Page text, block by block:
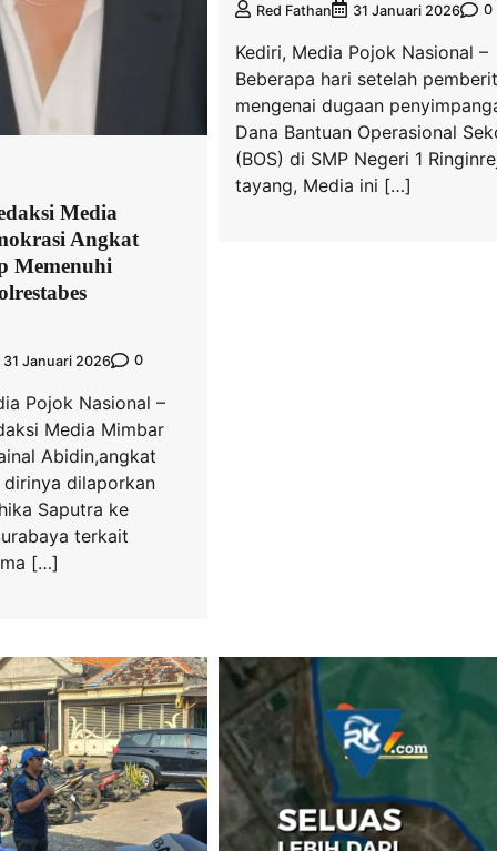
Media
Angkat
Memenuhi
31 Januari 2026 0
Pojok Nasional –
Media Mimbar
Abidin,angkat
dilaporkan
Saputra ke
terkait
[…]
Red Fathan 31 Januari 2026 0
Kediri, Media Pojok Nasional –
Beberapa hari setelah
mengenai dugaan
Dana Bantuan Operasional
(BOS) di SMP Negeri 1
tayang, Media ini […]